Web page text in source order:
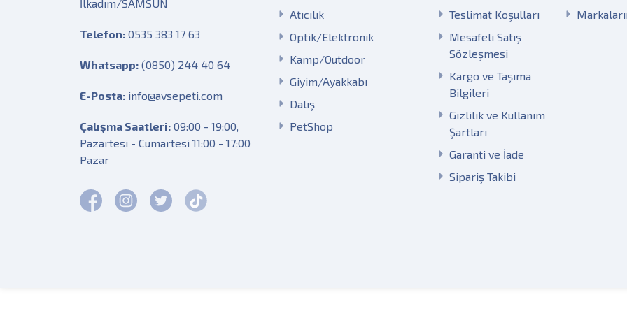
İlkadım/SAMSUN
Telefon: 0535 383 17 63
Whatsapp: (0850) 244 40 64
E-Posta: info@avsepeti.com
Çalışma Saatleri: 09:00 - 19:00,
Pazartesi - Cumartesi 11:00 - 17:00
Pazar
Atıcılık
Optik/Elektronik
Kamp/Outdoor
Giyim/Ayakkabı
Dalış
PetShop
Teslimat Koşulları
Mesafeli Satış
Sözleşmesi
Kargo ve Taşıma
Bilgileri
Gizlilik ve Kullanım
Şartları
Garanti ve İade
Sipariş Takibi